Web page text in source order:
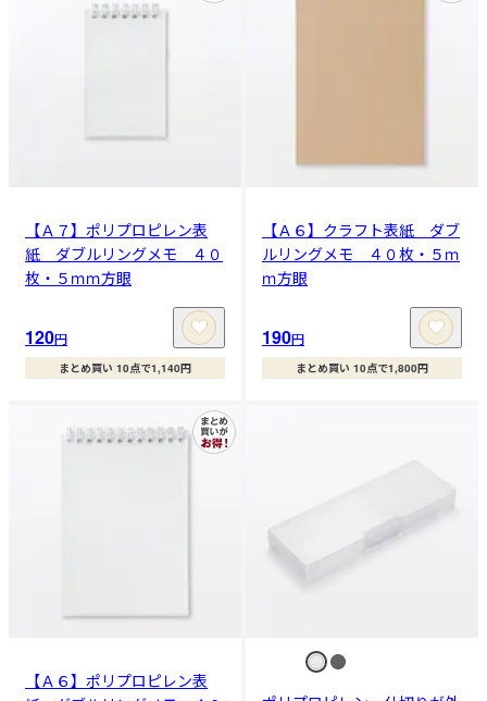
【Ａ７】ポリプロピレン表
紙 ダブルリングメモ ４０
枚・５ｍｍ方眼
120円
まとめ買い 10点で1,140円
【Ａ６】クラフト表紙 ダブ
ルリングメモ ４０枚・５ｍ
ｍ方眼
190円
まとめ買い 10点で1,800円
【Ａ６】ポリプロピレン表